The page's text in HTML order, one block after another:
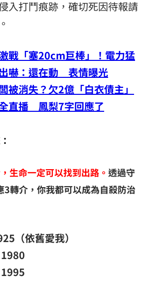
入打鬥痕跡，確切死因待報請
戰「塞20cm巨棒」！電力猛
嚇：還在動 表情曝光
被消失？欠2億「白衣債主」
直播 鳳梨7字回應了
生命一定可以找到出路。 透過守
轉介，你我都可以成為自殺防治
（依舊愛我）